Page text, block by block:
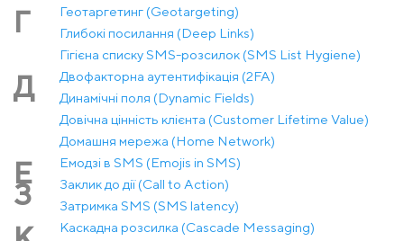
Г
Геотаргетинг (Geotargeting)
Глибокі посилання (Deep Links)
Гігієна списку SMS-розсилок (SMS List Hygiene)
Д
Двофакторна аутентифікація (2FA)
Динамічні поля (Dynamic Fields)
Довічна цінність клієнта (Customer Lifetime Value)
Домашня мережа (Home Network)
Е Емодзі в SMS (Emojis in SMS)
З
Заклик до дії (Call to Action)
Затримка SMS (SMS latency)
Каскадна розсилка (Cascade Messaging)